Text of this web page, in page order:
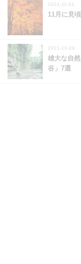
2021-11-01
11月に見
2021-10-28
雄大な自
谷」7選